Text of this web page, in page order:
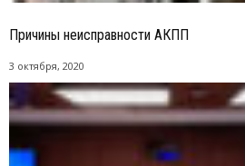
Причины неисправности АКПП
3 октября, 2020